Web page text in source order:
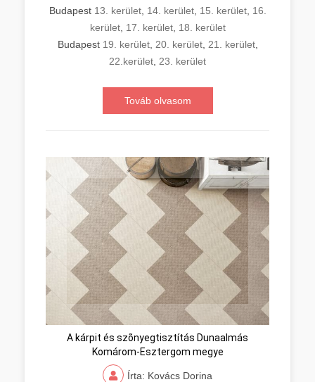
Budapest 13. kerület, 14. kerület, 15. kerület, 16.
kerület, 17. kerület, 18. kerület
Budapest 19. kerület, 20. kerület, 21. kerület,
22.kerület 23. kerület
Továb olvasom
A kárpit és szõnyegtisztítás Dunaalmás
Komárom-Esztergom megye
Írta: Kovács Dorina